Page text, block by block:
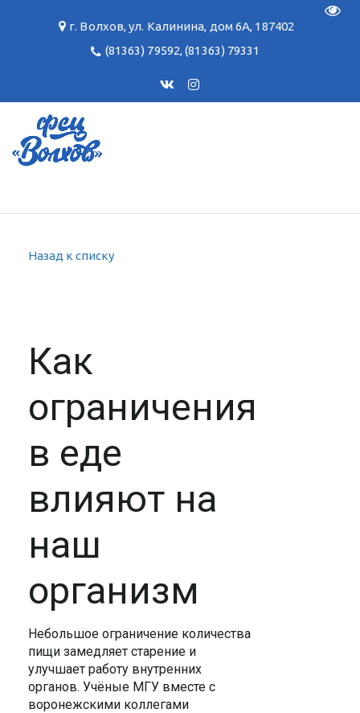
г. Волхов,ул. Калинина, дом 6А, 187402
(81363) 79592,(81363) 79331
Назад к списку
Как
ограничения
в еде
влияют на
наш
организм
Небольшое ограничение количества
пищи замедляет старение и
улучшает работу внутренних
органов. Учёные МГУ вместе с
воронежскими коллегами